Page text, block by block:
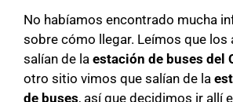
No habíamos encontrado mucha
sobre cómo llegar. Leímos que los
salían de la estación de buses del
otro sitio vimos que salían de la
de buses, así que decidimos ir allí